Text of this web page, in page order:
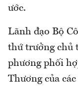
ước.
Lãnh đạo Bộ
thứ trưởng chủ
phương phối
Thương của